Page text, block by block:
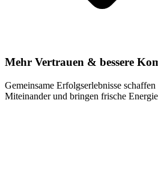
Mehr Vertrauen & bessere
Gemeinsame Erfolgserlebnisse
Miteinander und bringen frische